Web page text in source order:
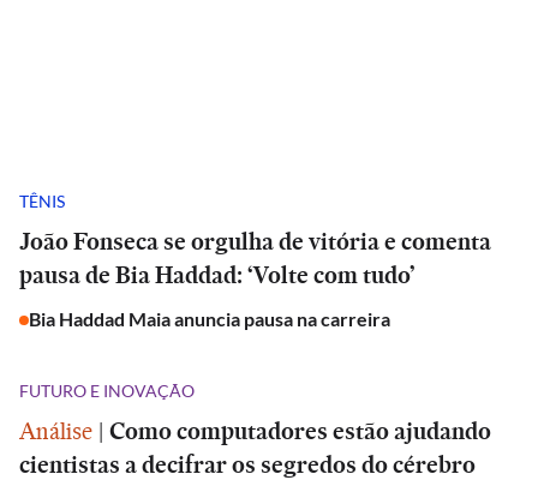
TÊNIS
João Fonseca se orgulha de vitória e comenta
pausa de Bia Haddad: ‘Volte com tudo’
Bia Haddad Maia anuncia pausa na carreira
FUTURO E INOVAÇÃO
Análise | Como computadores estão ajudando
cientistas a decifrar os segredos do cérebro